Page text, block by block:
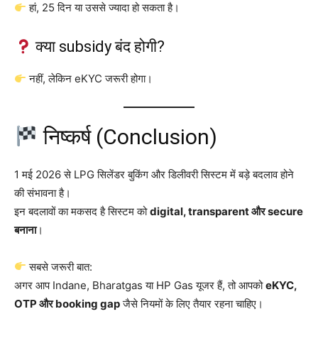
हां, 25 दिन या उससे ज्यादा हो सकता है।
क्या subsidy बंद होगी?
नहीं, लेकिन eKYC जरूरी होगा।
निष्कर्ष (Conclusion)
1 मई 2026 से LPG सिलेंडर बुकिंग और डिलीवरी सिस्टम में बड़े बदलाव होने
की संभावना है।
इन बदलावों का मकसद है सिस्टम कोdigital, transparent और secure
बनाना।
सबसे जरूरी बात:
अगर आप Indane, Bharatgas या HP Gas यूजर हैं, तो आपकोeKYC,
OTP और booking gapजैसे नियमों के लिए तैयार रहना चाहिए।